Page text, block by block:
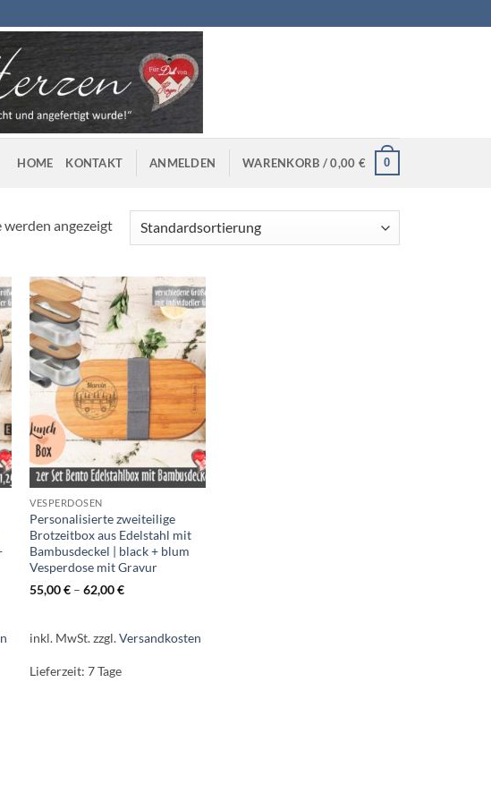
HOME KONTAKT ANMELDEN WARENKORB /0,00 € 0
werden angezeigt
VESPERDOSEN
Personalisierte zweiteilige
Brotzeitbox aus Edelstahl mit
Bambusdeckel | black + blum
Vesperdose mit Gravur
55,00€ –62,00€
inkl. MwSt.zzgl.Versandkosten
Lieferzeit:7 Tage